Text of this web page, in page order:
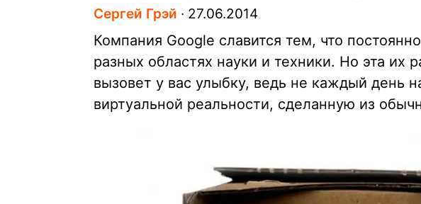
Сергей Грэй ∙ 27.06.2014
Компания Google славится тем, что
разных областях науки и техники. Но эта их
вызовет у вас улыбку, ведь не каждый день
виртуальной реальности, сделанную из